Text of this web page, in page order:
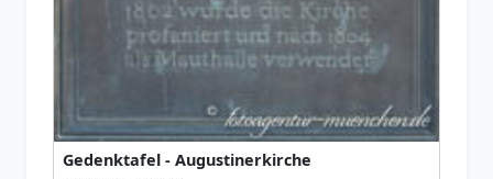
Gedenktafel - Augustinerkirche